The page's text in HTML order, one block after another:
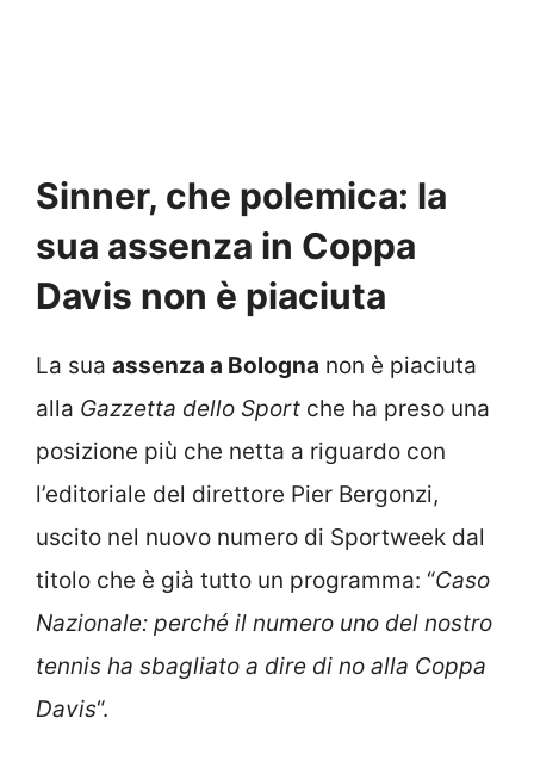
Sinner, che polemica: la
sua assenza in Coppa
Davis non è piaciuta
La sua assenza a Bologna non è piaciuta
alla Gazzetta dello Sport che ha preso una
posizione più che netta a riguardo con
l’editoriale del direttore Pier Bergonzi,
uscito nel nuovo numero di Sportweek dal
titolo che è già tutto un programma: “Caso
Nazionale: perché il numero uno del nostro
tennis ha sbagliato a dire di no alla Coppa
Davis“.